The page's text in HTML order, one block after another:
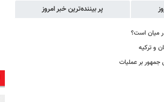
پر بیننده‌ترین خبر امروز
و ترکیه
بر عملیات